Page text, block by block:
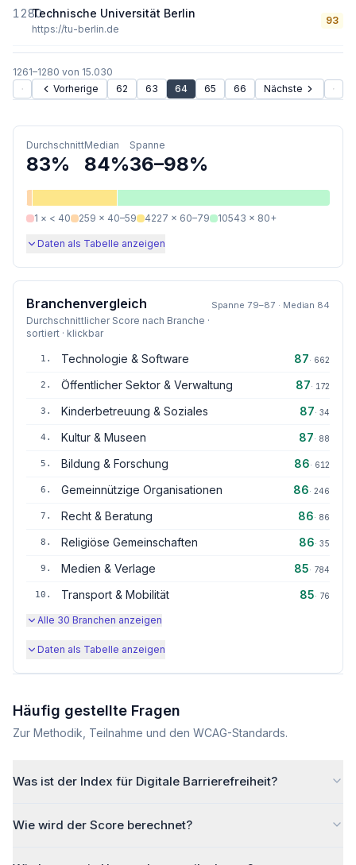
1280Technische Universität Berlin
https://tu-berlin.de
93
1261–1280 von 15.030
Vorherige
62 63 64 65 66 Nächste
Durchschnitt
83%
Median
84%
Spanne
36–98%
1 × < 40 259 × 40–59 4227 × 60–79 10543 × 80+
Daten als Tabelle anzeigen
Branchenvergleich
Durchschnittlicher Score nach Branche ·
sortiert · klickbar
Spanne 79–87 · Median 84
1 . Technologie & Software 87· 662
2 . Öffentlicher Sektor & Verwaltung 87· 172
3 . Kinderbetreuung & Soziales 87· 34
4 . Kultur & Museen 87· 88
5 . Bildung & Forschung 86· 612
6 . Gemeinnützige Organisationen 86· 246
7 . Recht & Beratung 86· 86
8 . Religiöse Gemeinschaften 86· 35
9 . Medien & Verlage 85· 784
10 . Transport & Mobilität 85· 76
Alle 30 Branchen anzeigen
Daten als Tabelle anzeigen
Häufig gestellte Fragen
Zur Methodik, Teilnahme und den WCAG-Standards.
Was ist der Index für Digitale Barrierefreiheit?
Wie wird der Score berechnet?